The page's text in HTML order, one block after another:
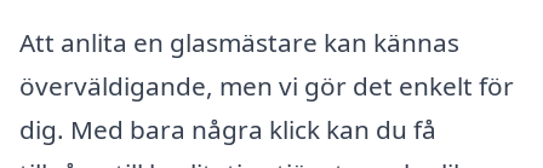
Att anlita en glasmästare kan kännas
överväldigande, men vi gör det enkelt för
dig. Med bara några klick kan du få